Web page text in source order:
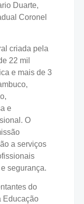
Duarte,
Coronel
criada pela
22 mil
e mais de 3
e
O
a serviços
segurança.
do
Educação